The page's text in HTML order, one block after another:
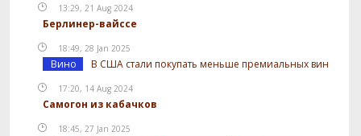
13:29, 21 Aug 2024
Берлинер-вайссе
18:49, 28 Jan 2025
Вино В США стали покупать меньше премиальных вин
17:20, 14 Aug 2024
Самогон из кабачков
18:45, 27 Jan 2025